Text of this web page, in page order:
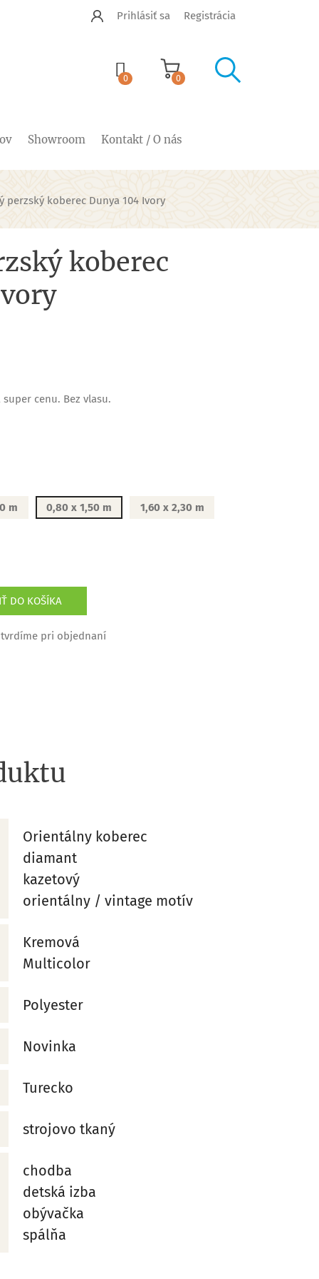
 Prihlásiť sa Registrácia

Showroom Kontakt / O nás
shopping_cart
0
0
perzský koberec Dunya 104 Ivory
koberec
cenu. Bez vlasu.
m 0,80 x 1,50 m 1,60 x 2,30 m
DO KOŠÍKA
pri objednaní
Orientálny koberec
diamant
kazetový
orientálny / vintage motív
Kremová
Multicolor
Polyester
Novinka
Turecko
strojovo tkaný
chodba
detská izba
obývačka
spálňa